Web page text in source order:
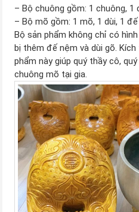
– Bộ chuông gồm: 1 chuông, 1
– Bộ mõ gồm: 1 mõ, 1 dùi, 1
Bộ sản phẩm không chỉ có
bị thêm đế nệm và dùi gõ.
phẩm này giúp quý thầy cô,
chuông mõ tại gia.